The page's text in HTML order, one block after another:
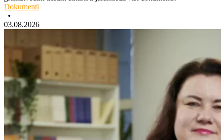
Dokumenti
•
03.08.2026